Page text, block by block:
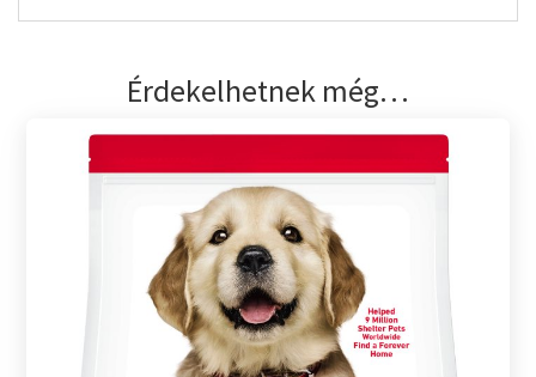
Érdekelhetnek még…